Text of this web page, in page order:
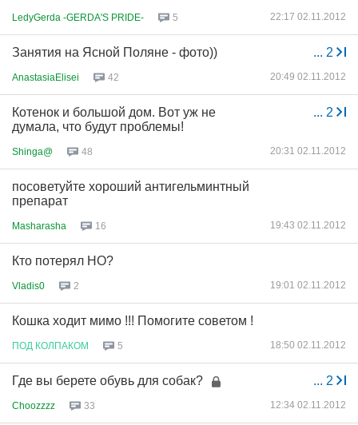
LedyGerda -GERDA'S PRIDE- 5 22:17 02.11.2012
... 2
Занятия на Ясной Поляне - фото))
AnastasiaElisei 42 20:49 02.11.2012
... 2
Котенок и большой дом. Вот уж не
думала, что будут проблемы!
Shinga@ 48 20:31 02.11.2012
посоветуйте хороший антигельминтный
препарат
Masharasha 16 19:43 02.11.2012
Кто потерял НО?
Vladis0 2 19:01 02.11.2012
Кошка ходит мимо !!! Помогите советом !
ПОД КОЛПАКОМ 5 18:50 02.11.2012
... 2
Где вы берете обувь для собак?
Choozzzz 33 12:34 02.11.2012